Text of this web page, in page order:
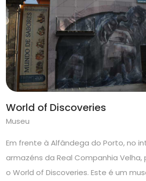
World of Discoveries
Museu
Em frente à Alfândega do Porto, no
armazéns da Real Companhia
o World of Discoveries. Este é um